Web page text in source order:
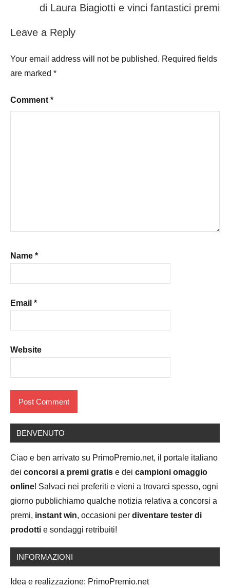
di Laura Biagiotti e vinci fantastici premi
Leave a Reply
Your email address will not be published. Required fields
are marked *
Comment *
Name *
Email *
Website
BENVENUTO
Ciao e ben arrivato su PrimoPremio.net, il portale italiano
dei concorsi a premi gratis e dei campioni omaggio
online! Salvaci nei preferiti e vieni a trovarci spesso, ogni
giorno pubblichiamo qualche notizia relativa a concorsi a
premi, instant win, occasioni per diventare tester di
prodotti e sondaggi retribuiti!
INFORMAZIONI
Idea e realizzazione: PrimoPremio.net